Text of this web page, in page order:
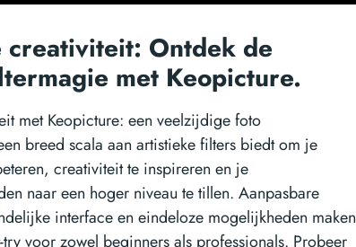
creativiteit: Ontdek de
met Keopicture.
met Keopicture: een veelzijdige foto
breed scala aan artistieke filters biedt om je
creativiteit te inspireren en je
naar een hoger niveau te tillen. Aanpasbare
interface en eindeloze mogelijkheden maken
try voor zowel beginners als professionals. Probeer